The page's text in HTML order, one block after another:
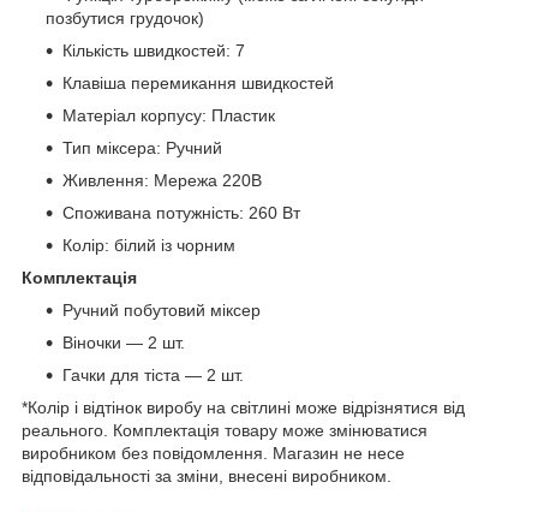
позбутися грудочок)
Кількість швидкостей: 7
Клавіша перемикання швидкостей
Матеріал корпусу: Пластик
Тип міксера: Ручний
Живлення: Мережа 220В
Споживана потужність: 260 Вт
Колір: білий із чорним
Комплектація
Ручний побутовий міксер
Віночки — 2 шт.
Гачки для тіста — 2 шт.
*Колір і відтінок виробу на світлині може відрізнятися від
реального. Комплектація товару може змінюватися
виробником без повідомлення. Магазин не несе
відповідальності за зміни, внесені виробником.